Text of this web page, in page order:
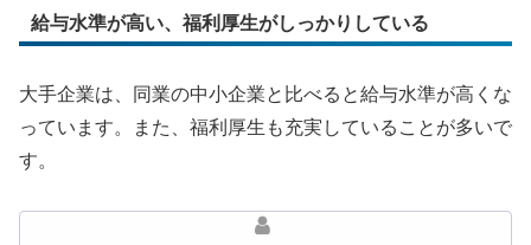
給与水準が高い、福利厚生がしっかりしている
大手企業は、同業の中小企業と比べると給与水準が高くな
っています。また、福利厚生も充実していることが多いで
す。